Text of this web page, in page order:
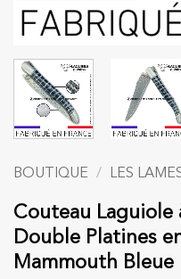
BOUTIQUE / LES
Couteau Laguiole
Double Platines
Mammouth